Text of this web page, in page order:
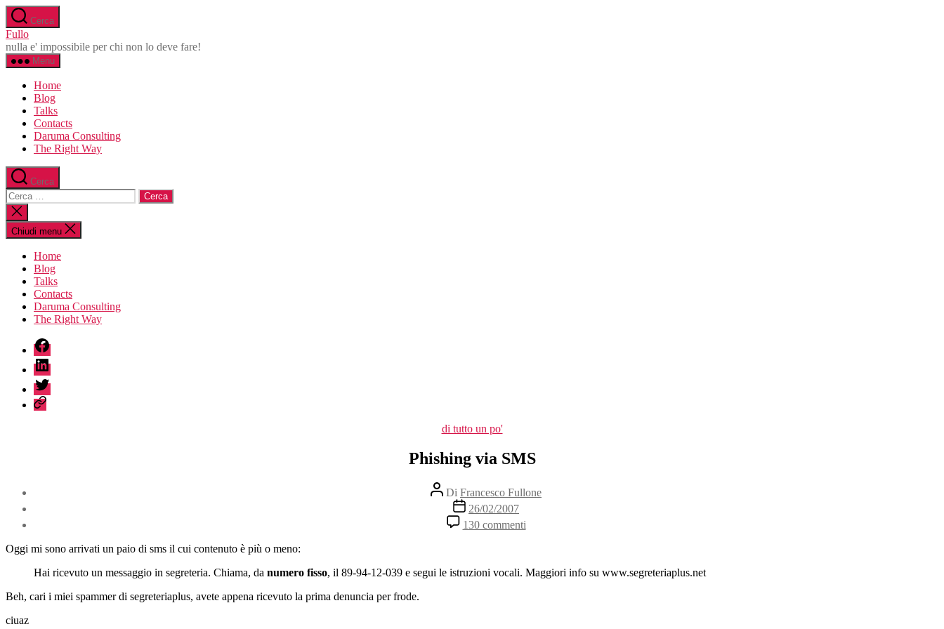
Salta
al
contenuto
Cerca
Fullo
nulla e' impossibile per chi non lo deve fare!
Menu
Home
Blog
Talks
Contacts
Daruma Consulting
The Right Way
Cerca
Cerca:
Chiudi
la
ricerca
Chiudi menu
Home
Blog
Talks
Contacts
Daruma Consulting
The Right Way
fb
linkedin
twitter
sessionize
Categorie
di tutto un po'
Phishing via SMS
Autore
articolo
Di Francesco Fullone
Data
dell'articolo
26/02/2007
130 commentisu
Phishing
Oggi mi sono arrivati un paio di sms il cui contenuto è più o meno:
Hai ricevuto un messaggio in segreteria. Chiama, da numero fisso, il 89-94-12-039 e segui le istruzioni vocali. Maggiori info su www.segreteriaplus.net
Beh, cari i miei spammer di segreteriaplus, avete appena ricevuto la prima denuncia per frode.
ciuaz